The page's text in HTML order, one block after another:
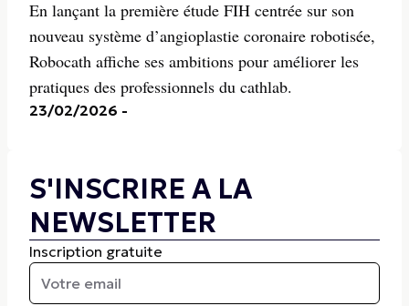
En lançant la première étude FIH centrée sur son
nouveau système d’angioplastie coronaire robotisée,
Robocath affiche ses ambitions pour améliorer les
pratiques des professionnels du cathlab.
23/02/2026 -
S'INSCRIRE A LA
NEWSLETTER
Inscription gratuite